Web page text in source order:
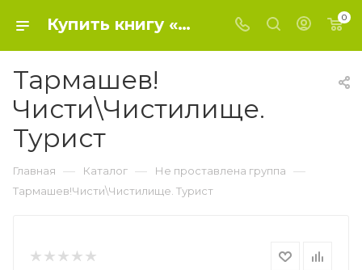
Купить книгу «Тармашев!Чисти\Чистилище. Турист» 2015, Кликин М.Г. - Не проставлена группа 0
Тармашев!
Чисти\Чистилище.
Турист
Главная — Каталог — Не проставлена группа —
Тармашев!Чисти\Чистилище. Турист